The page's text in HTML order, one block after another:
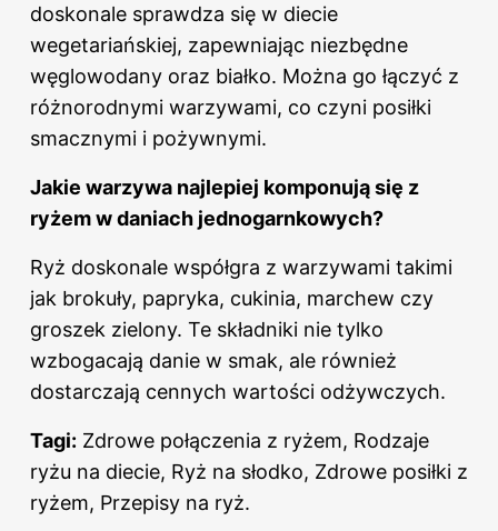
doskonale sprawdza się w diecie
wegetariańskiej, zapewniając niezbędne
węglowodany oraz białko. Można go łączyć z
różnorodnymi warzywami, co czyni posiłki
smacznymi i pożywnymi.
Jakie warzywa najlepiej komponują się z
ryżem w daniach jednogarnkowych?
Ryż doskonale współgra z warzywami takimi
jak brokuły, papryka, cukinia, marchew czy
groszek zielony. Te składniki nie tylko
wzbogacają danie w smak, ale również
dostarczają cennych wartości odżywczych.
Tagi: Zdrowe połączenia z ryżem, Rodzaje
ryżu na diecie, Ryż na słodko, Zdrowe posiłki z
ryżem, Przepisy na ryż.